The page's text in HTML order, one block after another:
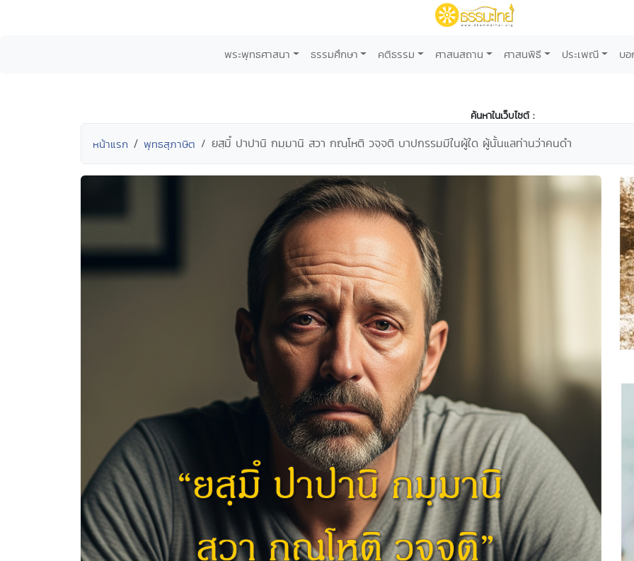
พระพุทธศาสนา ธรรมศึกษา คติธรรม ศาสนสถาน ศาสนพิธี ประเพณี บ
ค้นหาในเว็บไซต์ :
หน้าแรก พุทธสุภาษิต ยสฺมิํ ปาปานิ กมฺมานิ สวา กณฺโหติ วจฺจติ บาปกรรมมีในผู้ใด ผู้นั้นแลท่านว่าคนดำ